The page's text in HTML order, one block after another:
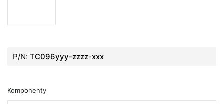
P/N: TC096yyy-zzzz-xxx
Komponenty